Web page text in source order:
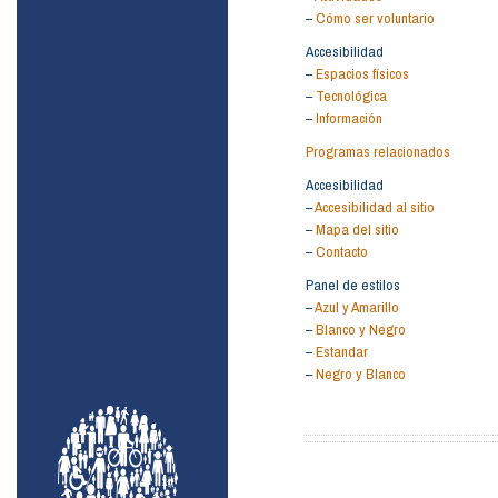
–Cómo ser voluntario
Accesibilidad
–Espacios físicos
–Tecnológica
–Información
Programas relacionados
Accesibilidad
–Accesibilidad al sitio
–Mapa del sitio
–Contacto
Panel de estilos
–Azul y Amarillo
–Blanco y Negro
–Estandar
–Negro y Blanco